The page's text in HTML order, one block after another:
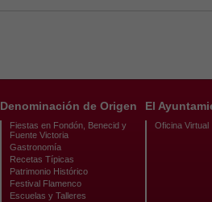
Denominación de Origen
Fiestas en Fondón, Benecid y
Fuente Victoria
Gastronomía
Recetas Típicas
Patrimonio Histórico
Festival Flamenco
Escuelas y Talleres
El
Oficina Virtual